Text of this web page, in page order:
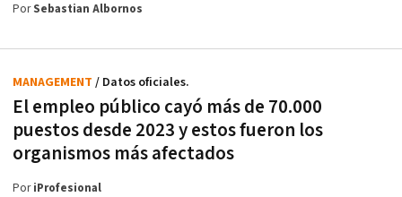
PorSebastian Albornos
El empleo público cayó más de 70.000
puestos desde 2023 y estos fueron los
organismos más afectados
MANAGEMENT / Datos oficiales.
PoriProfesional